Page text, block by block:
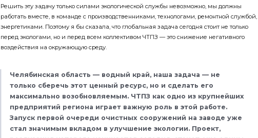
Решить эту задачу только силами экологической службы невозможно, мы должны
работать вместе, в команде с производственниками, технологами, ремонтной службой,
энергетиками. Поэтому я бы сказала, что глобальная задача сегодня стоит не только
перед экологами, но и перед всем коллективом ЧТПЗ — это снижение негативного
воздействия на окружающую среду.
Челябинская область — водный край, наша задача — не
только сберечь этот ценный ресурс, но и сделать его
максимально возобновляе­мым. ЧТПЗ как одно из крупнейших
предприятий региона играет важную роль в этой работе.
Запуск первой очереди очистных сооружений на заводе уже
стал значимым вкладом в улучшение экологии. Проект,